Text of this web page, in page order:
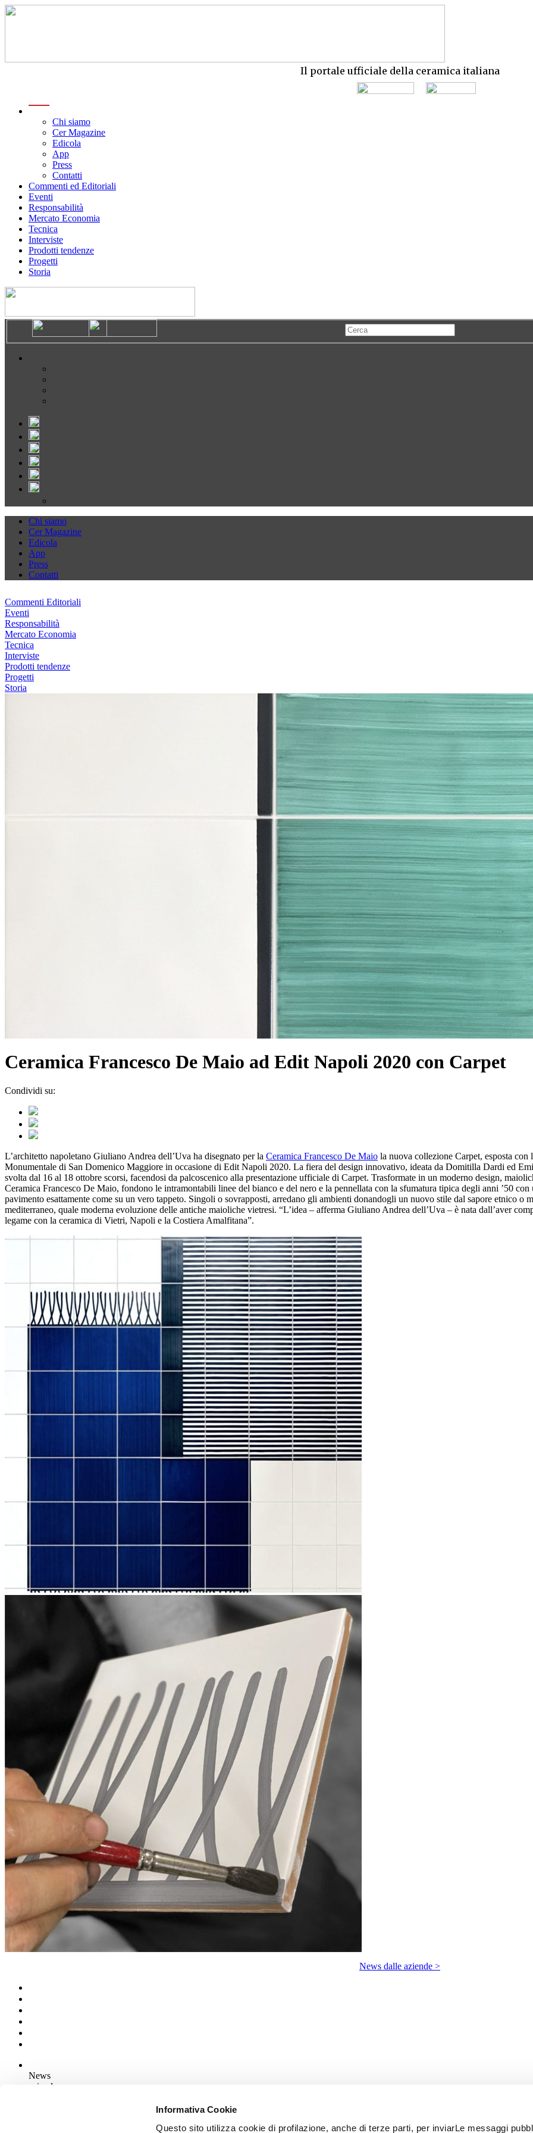
Informativa Cookie
Questo sito utilizza cookie di profilazione, anche di terze parti, per inviarLe messaggi
Il portale ufficiale della ceramica italiana
Chi siamo
Cer Magazine
Edicola
App
Press
Contatti
Commenti ed Editoriali
Eventi
Responsabilità
Mercato Economia
Tecnica
Interviste
Prodotti tendenze
Progetti
Storia
Chi siamo
Cer Magazine
Edicola
App
Press
Contatti
Commenti Editoriali
Eventi
Responsabilità
Mercato Economia
Tecnica
Interviste
Prodotti tendenze
Progetti
Storia
Ceramica Francesco De Maio ad Edit Napoli 2020 con Carpet
Condividi su:
L’architetto napoletano Giuliano Andrea dell’Uva ha disegnato per la Ceramica Francesco De Maio la nuova collezione Carpet, esposta
Monumentale di San Domenico Maggiore in occasione di Edit Napoli 2020. La fiera del design innovativo, ideata da Domitilla Dardi ed
svolta dal 16 al 18 ottobre scorsi, facendosi da palcoscenico alla presentazione ufficiale di Carpet. Trasformate in un moderno design,
Ceramica Francesco De Maio, fondono le intramontabili linee del bianco e del nero e la pennellata con la sfumatura tipica degli anni ’50
pavimento esattamente come su un vero tappeto. Singoli o sovrapposti, arredano gli ambienti donandogli un nuovo stile dal sapore etnico
mediterraneo, quale moderna evoluzione delle antiche maioliche vietresi. “L’idea – afferma Giuliano Andrea dell’Uva – è nata dall’aver
legame con la ceramica di Vietri, Napoli e la Costiera Amalfitana”.
News dalle aziende >
News
aziende